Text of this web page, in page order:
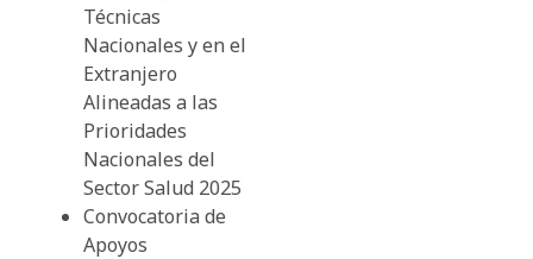
Técnicas
Nacionales y en el
Extranjero
Alineadas a las
Prioridades
Nacionales del
Sector Salud 2025
Convocatoria de
Apoyos